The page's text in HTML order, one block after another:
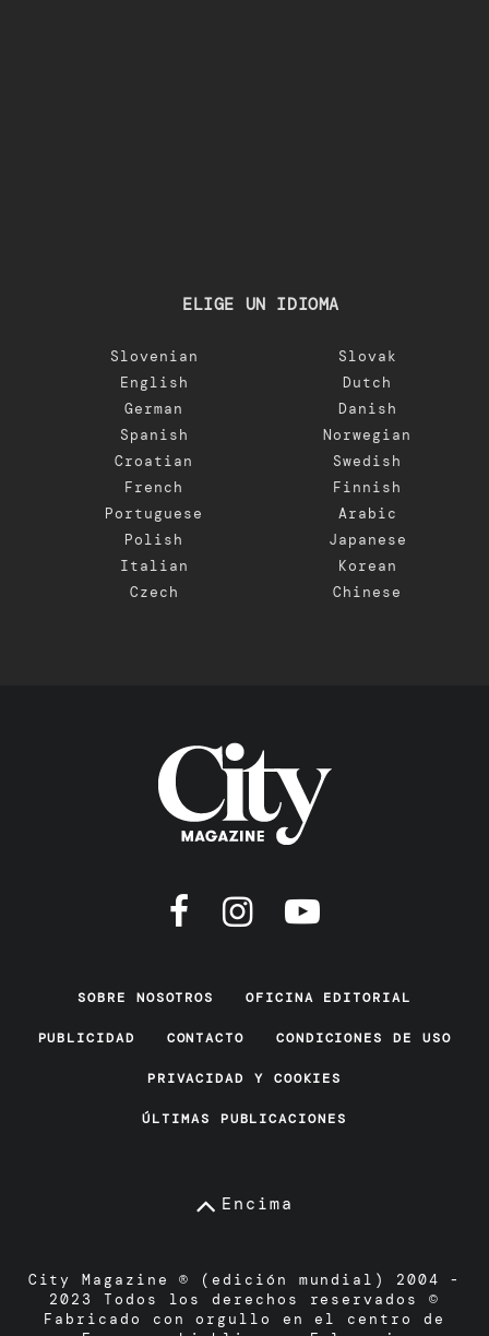
ELIGE UN IDIOMA
Slovenian
English
German
Spanish
Croatian
French
Portuguese
Polish
Italian
Czech
Slovak
Dutch
Danish
Norwegian
Swedish
Finnish
Arabic
Japanese
Korean
Chinese
SOBRE NOSOTROS OFICINA EDITORIAL
PUBLICIDAD CONTACTO CONDICIONES DE USO
PRIVACIDAD Y COOKIES
ÚLTIMAS PUBLICACIONES
Encima
City Magazine ® (edición mundial) 2004 -
2023 Todos los derechos reservados ©
Fabricado con orgullo en el centro de